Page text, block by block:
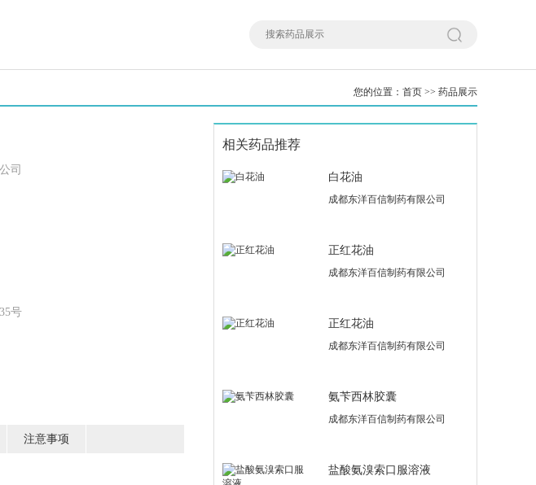
您的位置： 首页 >> 药品展示
司
号
注意事项
相关药品推荐
白花油
成都东洋百信制药有限公司
正红花油
成都东洋百信制药有限公司
正红花油
成都东洋百信制药有限公司
氨苄西林胶囊
成都东洋百信制药有限公司
盐酸氨溴索口服溶液